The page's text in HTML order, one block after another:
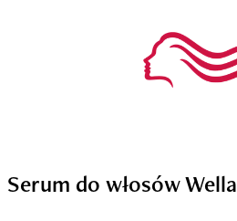
Serum do włosów Wella